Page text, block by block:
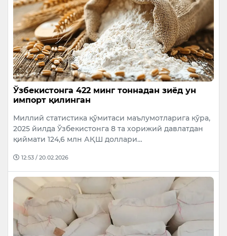
Ўзбекистонга 422 минг тоннадан зиёд ун
импорт қилинган
Миллий статистика қўмитаси маълумотларига кўра,
2025 йилда Ўзбекистонга 8 та хорижий давлатдан
қиймати 124,6 млн АҚШ доллари…
12:53 / 20.02.2026